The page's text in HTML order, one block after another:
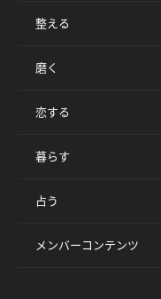
整える
磨く
恋する
暮らす
占う
メンバーコンテンツ